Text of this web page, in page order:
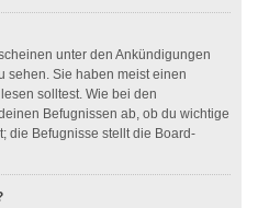
unter den Ankündigungen
sehen. Sie haben meist einen
solltest. Wie bei den
Befugnissen ab, ob du wichtige
die Befugnisse stellt die Board-